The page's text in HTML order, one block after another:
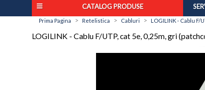
CATALOG PRODUSE
Prima Pagina > Retelistica > Cabluri > LOGILINK - Cablu F/
LOGILINK - Cablu F/UTP, cat 5e, 0,25m, gri